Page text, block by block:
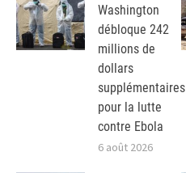
Washington
débloque 242
millions de
dollars
supplémentaires
pour la lutte
contre Ebola
6 août 2026